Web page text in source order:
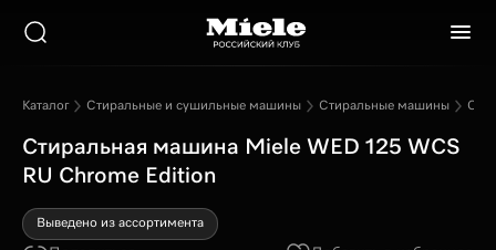
Каталог Стиральные и сушильные машины Стиральные машины
Стиральная машина Miele WED 125 WCS
RU Chrome Edition
Выведено из ассортимента